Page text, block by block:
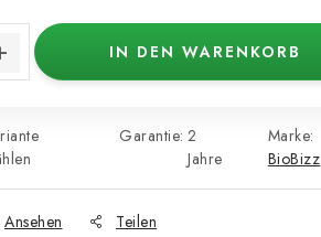
IN DEN WARENKORB
Marke:
BioBizz
Garantie: 2
Jahre
Ansehen Teilen